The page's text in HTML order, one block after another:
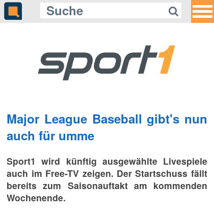
Major League Baseball gibt's nun
auch für umme
Sport1 wird künftig ausgewählte Livespiele
auch im Free-TV zeigen. Der Startschuss fällt
bereits zum Saisonauftakt am kommenden
Wochenende.